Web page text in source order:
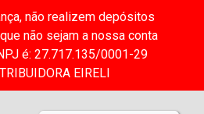
não realizem depósitos
não sejam a nossa conta
é: 27.717.135/0001-29
EIRELI